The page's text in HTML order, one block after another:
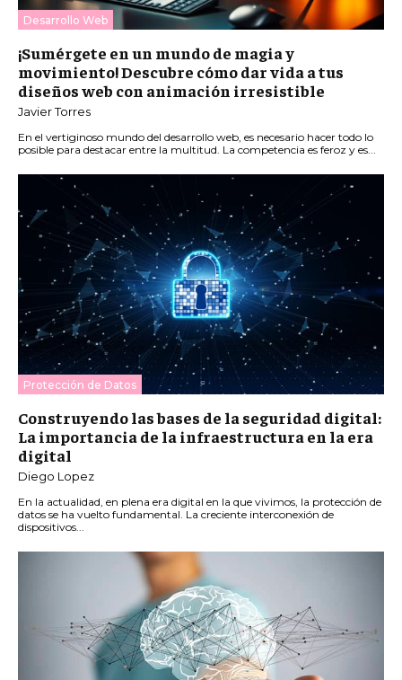
Desarrollo Web
¡Sumérgete en un mundo de magia y
movimiento! Descubre cómo dar vida a tus
diseños web con animación irresistible
Javier Torres
En el vertiginoso mundo del desarrollo web, es necesario hacer todo lo
posible para destacar entre la multitud. La competencia es feroz y es...
Protección de Datos
Construyendo las bases de la seguridad digital:
La importancia de la infraestructura en la era
digital
Diego Lopez
En la actualidad, en plena era digital en la que vivimos, la protección de
datos se ha vuelto fundamental. La creciente interconexión de
dispositivos...